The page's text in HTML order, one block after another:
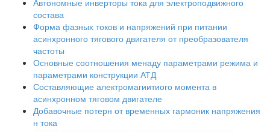
Автономные инверторы тока для электроподвижного
состава
Форма фазных токов и напряжений при питании
асинхронного тягового двигателя от преобразователя
частоты
Основные соотношения менаду параметрами режима и
параметрами конструкции АТД
Составляющие алектромагиитиого момента в
асинхронном тяговом двигателе
Добавочные потерн от временных гармоник напряжения
н тока